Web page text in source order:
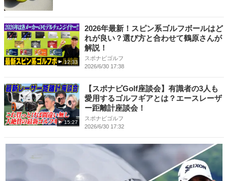
12:33
2026年最新！スピン系ゴルフボールはど
れが良い？選び方と合わせて鶴原さんが
解説！
スポナビゴルフ
2026/6/30 17:38
15:27
【スポナビGolf座談会】有識者の3人も
愛用するゴルフギアとは？エースレーザ
ー距離計座談会！
スポナビゴルフ
2026/6/30 17:32